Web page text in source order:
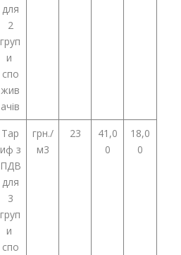
для
2
груп
и
спо
жив
ачів
Тар
иф з
ПДВ
для
3
груп
и
спо
грн./
м3
23
41,0
0
18,0
0